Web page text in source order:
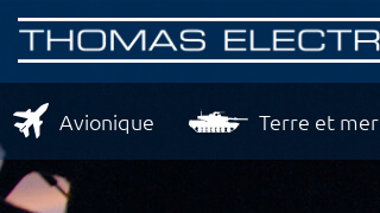
Avionique Terre et mer